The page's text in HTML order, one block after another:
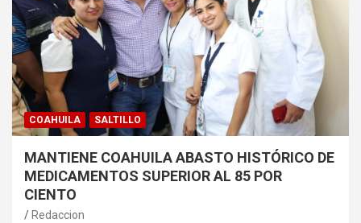
COAHUILA SALTILLO
MANTIENE COAHUILA ABASTO HISTÓRICO DE
MEDICAMENTOS SUPERIOR AL 85 POR
CIENTO
Redaccion